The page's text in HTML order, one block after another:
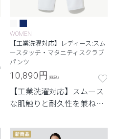
WOMEN
【工業洗濯対応】レディース:スム
ースタッチ・マタニティスクラブ
パンツ
10,890円 (税込)
【工業洗濯対応】スムース
な肌触りと耐久性を兼ね備